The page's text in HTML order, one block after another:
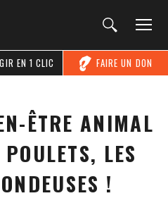
FAIRE UN DON
EN 1 CLIC
ÊTRE ANIMAL
LES
!